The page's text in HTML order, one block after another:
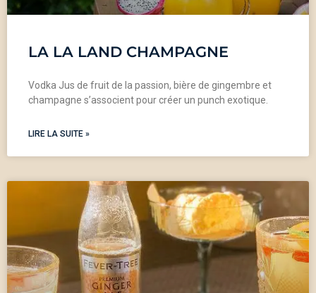
LA LA LAND CHAMPAGNE
Vodka Jus de fruit de la passion, bière de gingembre et
champagne s’associent pour créer un punch exotique.
LIRE LA SUITE »